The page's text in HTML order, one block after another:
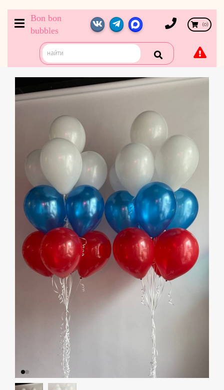
Bon bon
bubbles
(0)